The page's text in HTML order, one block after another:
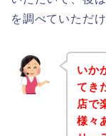
を調べていただ
いか
てき
店で
様々